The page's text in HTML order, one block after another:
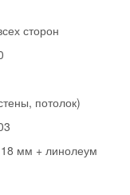
сторон
потолок)
мм + линолеум